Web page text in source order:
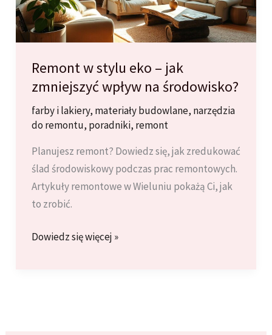
Remont w stylu eko – jak
zmniejszyć wpływ na środowisko?
farby i lakiery, materiały budowlane, narzędzia
do remontu, poradniki, remont
Planujesz remont? Dowiedz się, jak zredukować
ślad środowiskowy podczas prac remontowych.
Artykuły remontowe w Wieluniu pokażą Ci, jak
to zrobić.
Remont
Dowiedz się więcej »